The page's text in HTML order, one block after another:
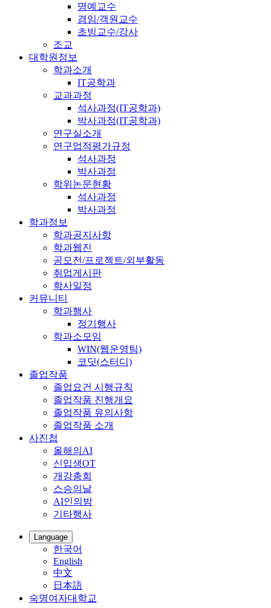
명예교수
겸임/객원교수
초빙교수/강사
조교
대학원정보
학과소개
IT공학과
교과과정
석사과정(IT공학과)
박사과정(IT공학과)
연구실소개
연구업적평가규정
석사과정
박사과정
학위논문현황
석사과정
박사과정
학과정보
학과공지사항
학과웹진
공모전/프로젝트/외부활동
취업게시판
학사일정
커뮤니티
학과행사
정기행사
학과소모임
WIN(웹운영팀)
코딧(스터디)
졸업작품
졸업요건 시행규칙
졸업작품 진행개요
졸업작품 유의사항
졸업작품 소개
사진첩
올해의AI
신입생OT
개강총회
스승의날
AI인의밤
기타행사
Language
한국어
English
中文
日本語
숙명여자대학교